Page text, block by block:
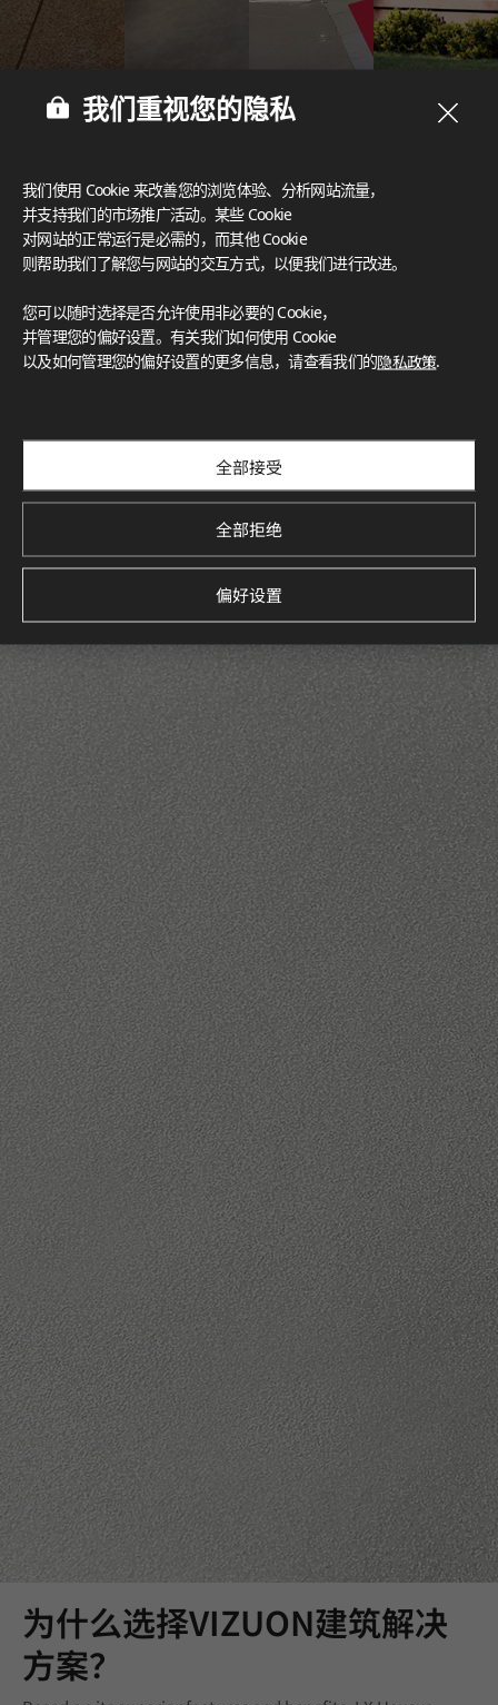
LM41000
‌为什么选择VIZUON建筑解决
方案？‌
我们重视您的隐私
我们使用 Cookie 来改善您的浏览体验、分析网站流量，
并支持我们的市场推广活动。某些 Cookie
对网站的正常运行是必需的，而其他 Cookie
则帮助我们了解您与网站的交互方式，以便我们进行改进。
您可以随时选择是否允许使用非必要的 Cookie，
并管理您的偏好设置。有关我们如何使用 Cookie
以及如何管理您的偏好设置的更多信息，请查看我们的隐私政策.
全部接受
全部拒绝
偏好设置